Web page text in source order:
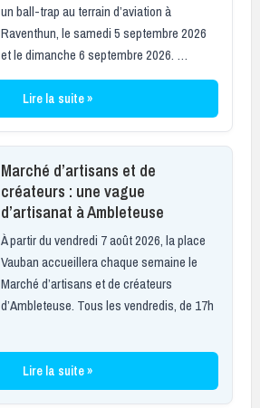
un ball-trap au terrain d’aviation à
Raventhun, le samedi 5 septembre 2026
et le dimanche 6 septembre 2026. …
Lire la suite »
Marché d’artisans et de
créateurs : une vague
d’artisanat à Ambleteuse
À partir du vendredi 7 août 2026, la place
Vauban accueillera chaque semaine le
Marché d’artisans et de créateurs
d’Ambleteuse. Tous les vendredis, de 17h
Lire la suite »